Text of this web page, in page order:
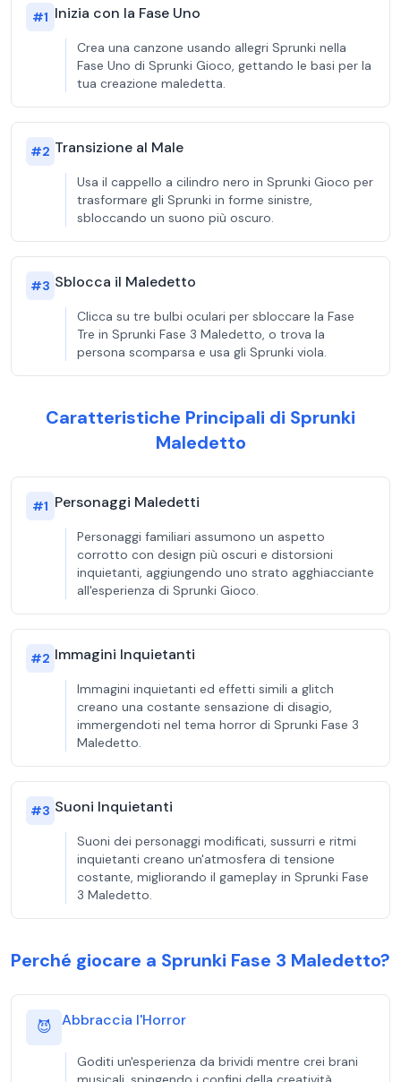
#1 Inizia con la Fase Uno
Crea una canzone usando allegri Sprunki nella
Fase Uno di Sprunki Gioco, gettando le basi per la
tua creazione maledetta.
#2 Transizione al Male
Usa il cappello a cilindro nero in Sprunki Gioco per
trasformare gli Sprunki in forme sinistre,
sbloccando un suono più oscuro.
#3 Sblocca il Maledetto
Clicca su tre bulbi oculari per sbloccare la Fase
Tre in Sprunki Fase 3 Maledetto, o trova la
persona scomparsa e usa gli Sprunki viola.
Caratteristiche Principali di Sprunki
Maledetto
#1 Personaggi Maledetti
Personaggi familiari assumono un aspetto
corrotto con design più oscuri e distorsioni
inquietanti, aggiungendo uno strato agghiacciante
all'esperienza di Sprunki Gioco.
#2 Immagini Inquietanti
Immagini inquietanti ed effetti simili a glitch
creano una costante sensazione di disagio,
immergendoti nel tema horror di Sprunki Fase 3
Maledetto.
#3 Suoni Inquietanti
Suoni dei personaggi modificati, sussurri e ritmi
inquietanti creano un'atmosfera di tensione
costante, migliorando il gameplay in Sprunki Fase
3 Maledetto.
Perché giocare a Sprunki Fase 3 Maledetto?
😈 Abbraccia l'Horror
Goditi un'esperienza da brividi mentre crei brani